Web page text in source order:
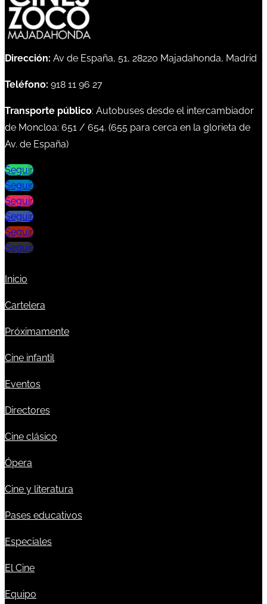
Dirección: Av de España, 51, 28220 Majadahonda, Madrid
Teléfono: 918 11 96 27
Transporte público: Autobuses desde el intercambiador
de Moncloa: 651 / 654. (655 para cerca en la glorieta de
Av. de España)
Seguir
Seguir
Seguir
Seguir
Seguir
Seguir
Inicio
Cartelera
Próximamente
Cine infantil
Eventos
Directores
Cine clásico
Ópera
Cine y literatura
Pases educativos
Especiales
El Cine
Equipo